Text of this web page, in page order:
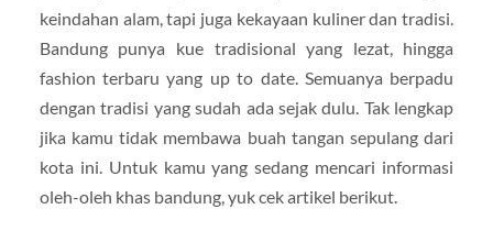
keindahan alam, tapi juga kekayaan kuliner dan tradisi.
Bandung punya kue tradisional yang lezat, hingga
fashion terbaru yang up to date. Semuanya berpadu
dengan tradisi yang sudah ada sejak dulu. Tak lengkap
jika kamu tidak membawa buah tangan sepulang dari
kota ini. Untuk kamu yang sedang mencari informasi
oleh-oleh khas bandung, yuk cek artikel berikut.